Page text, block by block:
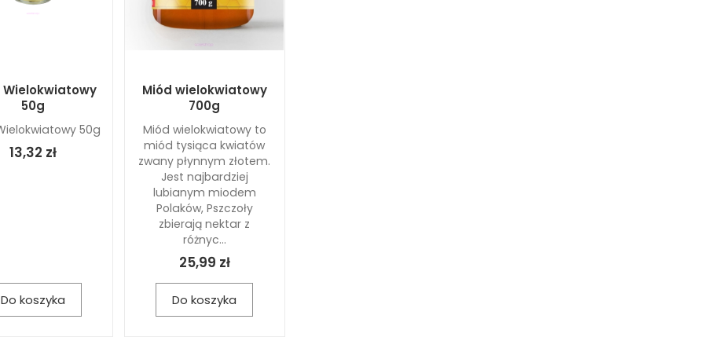
Wielokwiatowy
50g
50g
13,32 zł
Do koszyka
Miód wielokwiatowy
700g
Miód wielokwiatowy to
miód tysiąca kwiatów
zwany płynnym złotem.
Jest najbardziej
lubianym miodem
Polaków, Pszczoły
zbierają nektar z
różnyc...
25,99 zł
Do koszyka